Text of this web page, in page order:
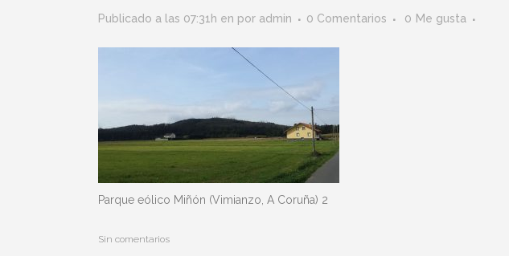
Publicado a las 07:31h en por admin 0 Comentarios 0 Me gusta
Parque eólico Miñón (Vimianzo, A Coruña) 2
Sin comentarios